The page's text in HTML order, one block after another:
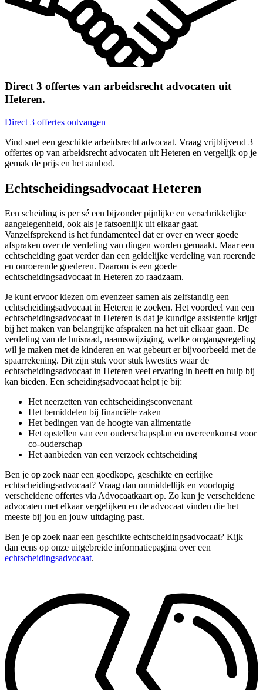
Direct 3 offertes van arbeidsrecht advocaten uit
Heteren.
Direct 3 offertes ontvangen
Vind snel een geschikte arbeidsrecht advocaat. Vraag vrijblijvend 3
offertes op van arbeidsrecht advocaten uit Heteren en vergelijk op je
gemak de prijs en het aanbod.
Echtscheidingsadvocaat Heteren
Een scheiding is per sé een bijzonder pijnlijke en verschrikkelijke
aangelegenheid, ook als je fatsoenlijk uit elkaar gaat.
Vanzelfsprekend is het fundamenteel dat er over en weer goede
afspraken over de verdeling van dingen worden gemaakt. Maar een
echtscheiding gaat verder dan een geldelijke verdeling van roerende
en onroerende goederen. Daarom is een goede
echtscheidingsadvocaat in Heteren zo raadzaam.
Je kunt ervoor kiezen om evenzeer samen als zelfstandig een
echtscheidingsadvocaat in Heteren te zoeken. Het voordeel van een
echtscheidingsadvocaat in Heteren is dat je kundige assistentie krijgt
bij het maken van belangrijke afspraken na het uit elkaar gaan. De
verdeling van de huisraad, naamswijziging, welke omgangsregeling
wil je maken met de kinderen en wat gebeurt er bijvoorbeeld met de
spaarrekening. Dit zijn stuk voor stuk kwesties waar de
echtscheidingsadvocaat in Heteren veel ervaring in heeft en hulp bij
kan bieden. Een scheidingsadvocaat helpt je bij:
Het neerzetten van echtscheidingsconvenant
Het bemiddelen bij financiële zaken
Het bedingen van de hoogte van alimentatie
Het opstellen van een ouderschapsplan en overeenkomst voor
co-ouderschap
Het aanbieden van een verzoek echtscheiding
Ben je op zoek naar een goedkope, geschikte en eerlijke
echtscheidingsadvocaat? Vraag dan onmiddellijk en voorlopig
verscheidene offertes via Advocaatkaart op. Zo kun je verscheidene
advocaten met elkaar vergelijken en de advocaat vinden die het
meeste bij jou en jouw uitdaging past.
Ben je op zoek naar een geschikte echtscheidingsadvocaat? Kijk
dan eens op onze uitgebreide informatiepagina over een
echtscheidingsadvocaat.